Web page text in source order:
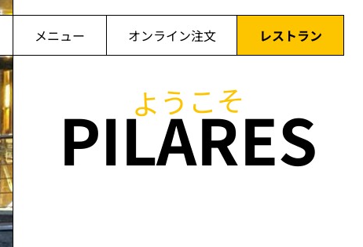
メニュー オンライン注文 レストラン
PILARES
ようこそ